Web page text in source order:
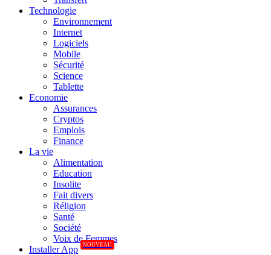
Technologie
Environnement
Internet
Logiciels
Mobile
Sécurité
Science
Tablette
Economie
Assurances
Cryptos
Emplois
Finance
La vie
Alimentation
Education
Insolite
Fait divers
Réligion
Santé
Société
Voix de Femmes
Installer App
NOUVEAU